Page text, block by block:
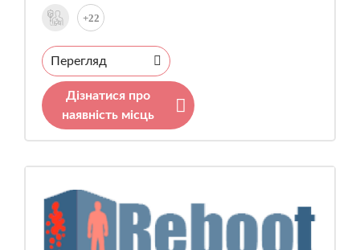
+22
Перегляд
Дізнатися про
наявність місць